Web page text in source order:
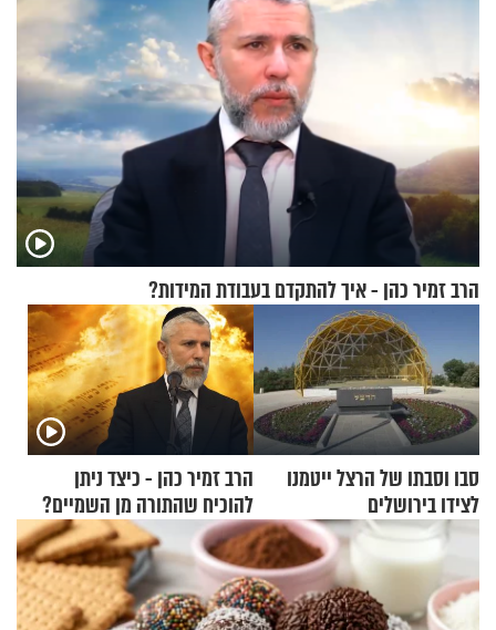
הרב זמיר כהן - איך להתקדם בעבודת המידות?
סבו וסבתו של הרצל ייטמנו
לצידו בירושלים
הרב זמיר כהן - כיצד ניתן
להוכיח שהתורה מן השמיים?